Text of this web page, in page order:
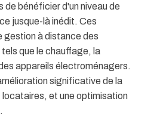
de bénéficier d'un niveau de
jusque-là inédit. Ces
gestion à distance des
que le chauffage, la
appareils électroménagers.
significative de la
et une optimisation